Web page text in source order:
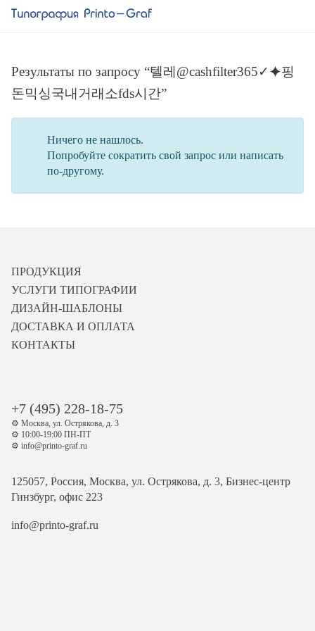
Результаты по запросу “텔레@cashfilter365✓⯌핑
돈믹싱국내거래소fds시간”
Ничего не нашлось.
Попробуйте сократить свой запрос или написать
по-другому.
ПРОДУКЦИЯ
УСЛУГИ ТИПОГРАФИИ
ДИЗАЙН-ШАБЛОНЫ
ДОСТАВКА И ОПЛАТА
КОНТАКТЫ
+7 (495) 228-18-75
⚙️ Москва, ул. Острякова, д. 3
⚙️ 10:00-19:00 ПН-ПТ
⚙️ info@printo-graf.ru
125057, Россия, Москва, ул. Острякова, д. 3, Бизнес-центр
Гинзбург, офис 223
info@printo-graf.ru